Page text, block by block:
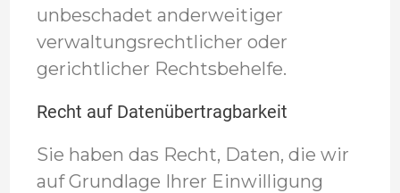
unbeschadet anderweitiger
verwaltungsrechtlicher oder
gerichtlicher Rechtsbehelfe.
Recht auf Daten­übertrag­barkeit
Sie haben das Recht, Daten, die wir
auf Grundlage Ihrer Einwilligung